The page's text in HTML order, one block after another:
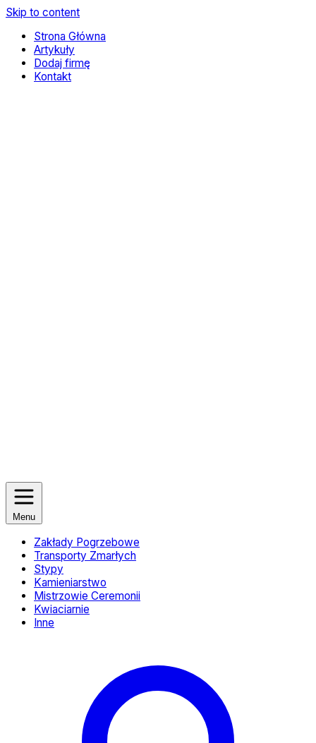
Skip to content
Strona Główna
Artykuły
Dodaj firmę
Kontakt
Menu
Zakłady Pogrzebowe
Transporty Zmarłych
Stypy
Kamieniarstwo
Mistrzowie Ceremonii
Kwiaciarnie
Inne